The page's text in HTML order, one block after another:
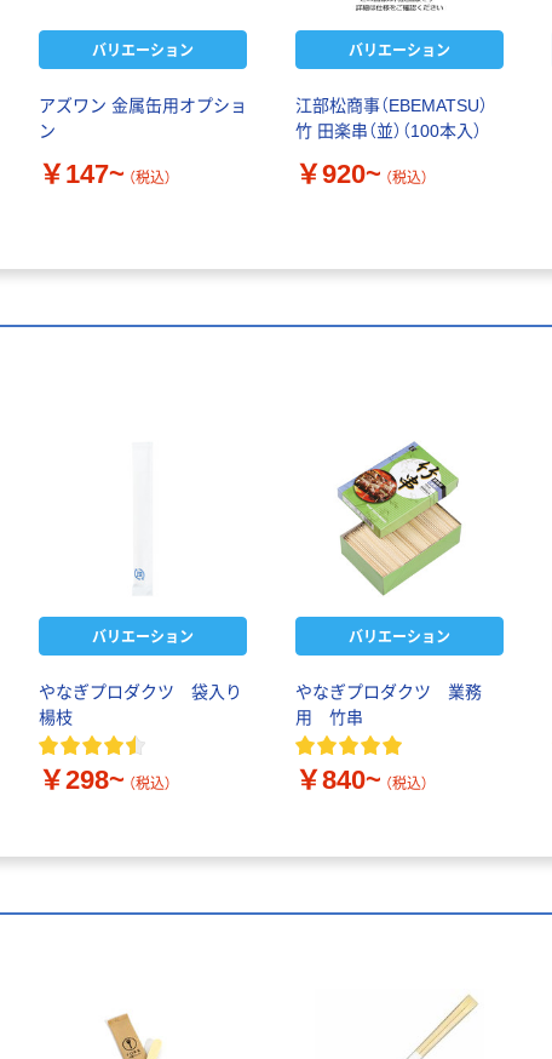
バリエーション
アズワン 金属缶用オプショ
ン
￥147~ （税込）
バリエーション
江部松商事（EBEMATSU）
竹 田楽串（並）（100本入）
￥920~ （税込）
バリエーション
やなぎプロダクツ 袋入り
楊枝
￥298~ （税込）
バリエーション
やなぎプロダクツ 業務
用 竹串
￥840~ （税込）